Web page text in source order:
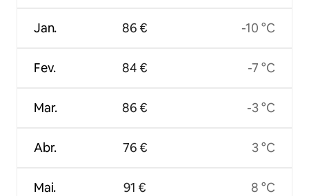
Jan.
Fev.
Mar.
Abr.
Mai.
86 €
84 €
86 €
76 €
91 €
-10 °C
-7 °C
-3 °C
3 °C
8 °C